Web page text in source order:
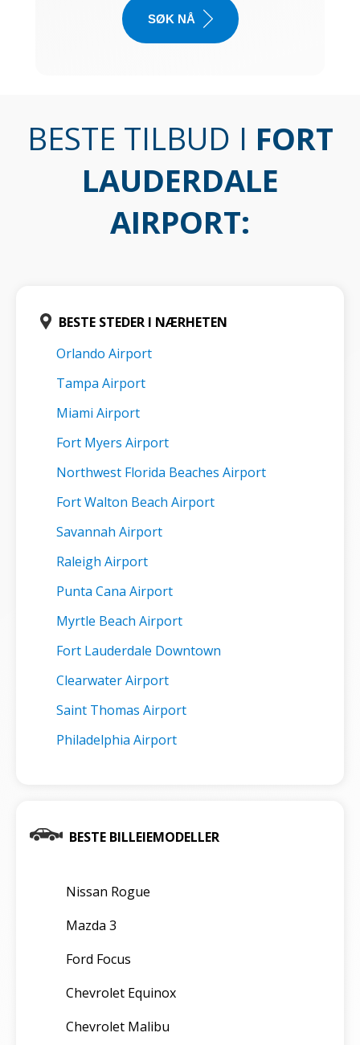
SØK NÅ
BESTE TILBUD I FORT
LAUDERDALE
AIRPORT:
BESTE STEDER I NÆRHETEN
Orlando Airport
Tampa Airport
Miami Airport
Fort Myers Airport
Northwest Florida Beaches Airport
Fort Walton Beach Airport
Savannah Airport
Raleigh Airport
Punta Cana Airport
Myrtle Beach Airport
Fort Lauderdale Downtown
Clearwater Airport
Saint Thomas Airport
Philadelphia Airport
BESTE BILLEIEMODELLER
Nissan Rogue
Mazda 3
Ford Focus
Chevrolet Equinox
Chevrolet Malibu